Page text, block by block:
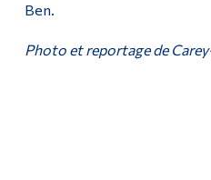
Ben.
Photo et reportage de